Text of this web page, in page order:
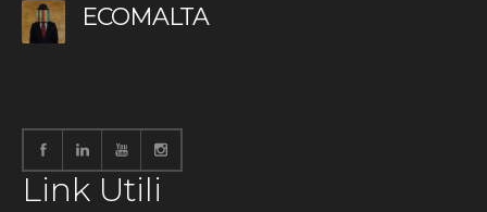
ECOMALTA
Link Utili